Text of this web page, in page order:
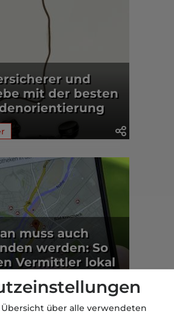
und
mit der besten
muss auch
werden: So
Vermittler lokal
sichtbar
über alle verwendeten